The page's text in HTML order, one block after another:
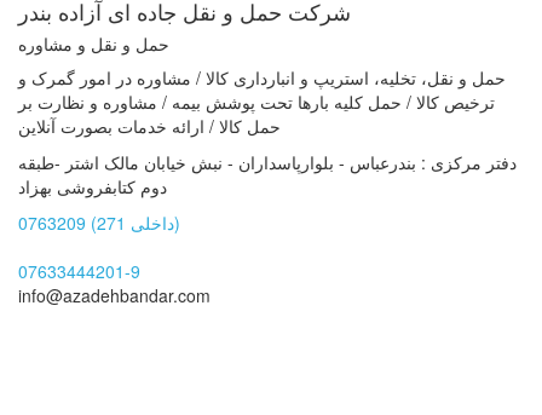
شرکت حمل و نقل جاده ایآزاده بندر
حمل و نقل و مشاوره
حمل و نقل، تخلیه، استریپ و انبارداری کالا / مشاوره در امور گمرک و
ترخیص کالا / حمل کلیه بارها تحت پوشش بیمه / مشاوره و نظارت بر
حمل کالا / ارائه خدمات بصورت آنلاین
دفتر مرکزی : بندرعباس - بلوارپاسداران - نبش خیابان مالک اشتر -طبقه
دوم کتابفروشی بهزاد
0763209 (داخلی 271)
07633444201-9
info@azadehbandar.com